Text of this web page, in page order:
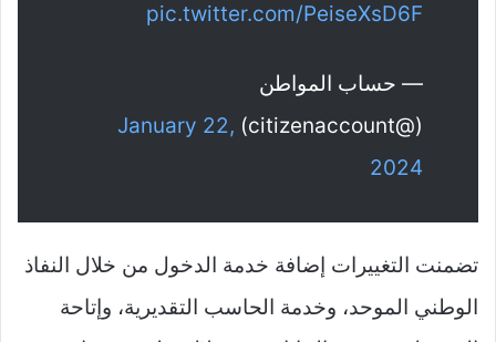
pic.twitter.com/PeiseXsD6F
— حساب المواطن
(@citizenaccount)
January 22,
2024
تضمنت التغييرات إضافة خدمة الدخول من خلال النفاذ
الوطني الموحد، وخدمة الحاسب التقديرية، وإتاحة